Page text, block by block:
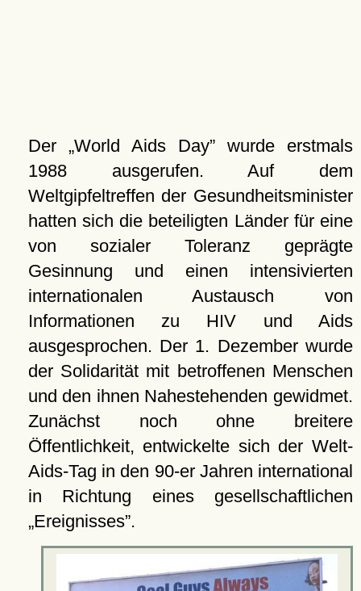
Der World Aids Day wurde erstmals
1988 ausgerufen. Auf dem
Weltgipfeltreffen der Gesundheitsminister
hatten sich die beteiligten Länder für eine
von sozialer Toleranz geprägte
Gesinnung und einen intensivierten
internationalen Austausch von
Informationen zu HIV und Aids
ausgesprochen. Der 1. Dezember wurde
der Solidarität mit betroffenen Menschen
und den ihnen Nahestehenden gewidmet.
Zunächst noch ohne breitere
Öffentlichkeit, entwickelte sich der Welt-
Aids-Tag in den 90-er Jahren international
in Richtung eines gesellschaftlichen
Ereignisses .